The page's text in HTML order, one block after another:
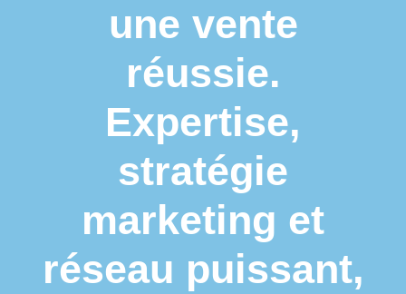
une vente
réussie.
Expertise,
stratégie
marketing et
réseau puissant,